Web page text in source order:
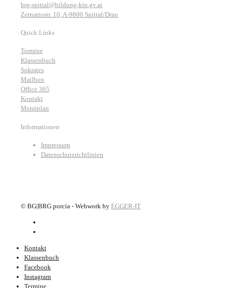
brg-spittal@bildung-ktn.gv.at
Zernattostr. 10, A-9800 Spittal/Drau
Quick Links
Termine
Klassenbuch
Sokrates
Mailbox
Office 365
Kontakt
Menüplan
Informationen
Impressum
Datenschutzrichtlinien
© BG|BRG porcia - Webwork by EGGER-IT
Kontakt
Klassenbuch
Facebook
Instagram
Termine